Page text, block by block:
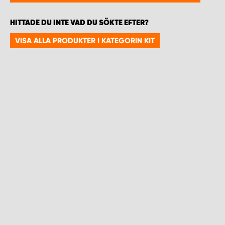
HITTADE DU INTE VAD DU SÖKTE EFTER?
VISA ALLA PRODUKTER I KATEGORIN KIT
WORK SYSTEM HELSINGBORG
WORK SYSTEM JÖNKÖPING